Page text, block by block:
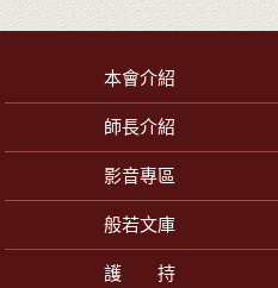
本會介紹
師長介紹
影音專區
般若文庫
護 持